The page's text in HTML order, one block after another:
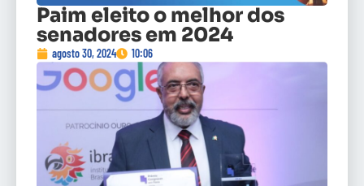
Paim eleito o melhor dos
senadores em 2024
agosto 30, 2024 10:06